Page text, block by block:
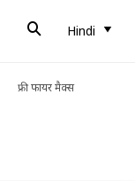
Hindi
फ्री फायर मैक्स